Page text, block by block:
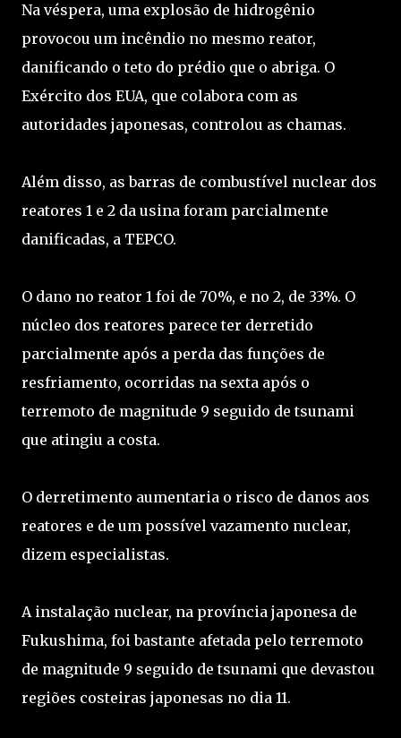
Na véspera, uma explosão de hidrogênio
provocou um incêndio no mesmo reator,
danificando o teto do prédio que o abriga. O
Exército dos EUA, que colabora com as
autoridades japonesas, controlou as chamas.
Além disso, as barras de combustível nuclear dos
reatores 1 e 2 da usina foram parcialmente
danificadas, a TEPCO.
O dano no reator 1 foi de 70%, e no 2, de 33%. O
núcleo dos reatores parece ter derretido
parcialmente após a perda das funções de
resfriamento, ocorridas na sexta após o
terremoto de magnitude 9 seguido de tsunami
que atingiu a costa.
O derretimento aumentaria o risco de danos aos
reatores e de um possível vazamento nuclear,
dizem especialistas.
A instalação nuclear, na província japonesa de
Fukushima, foi bastante afetada pelo terremoto
de magnitude 9 seguido de tsunami que devastou
regiões costeiras japonesas no dia 11.